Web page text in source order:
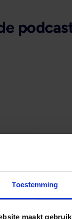
Toestemming
maakt
door...